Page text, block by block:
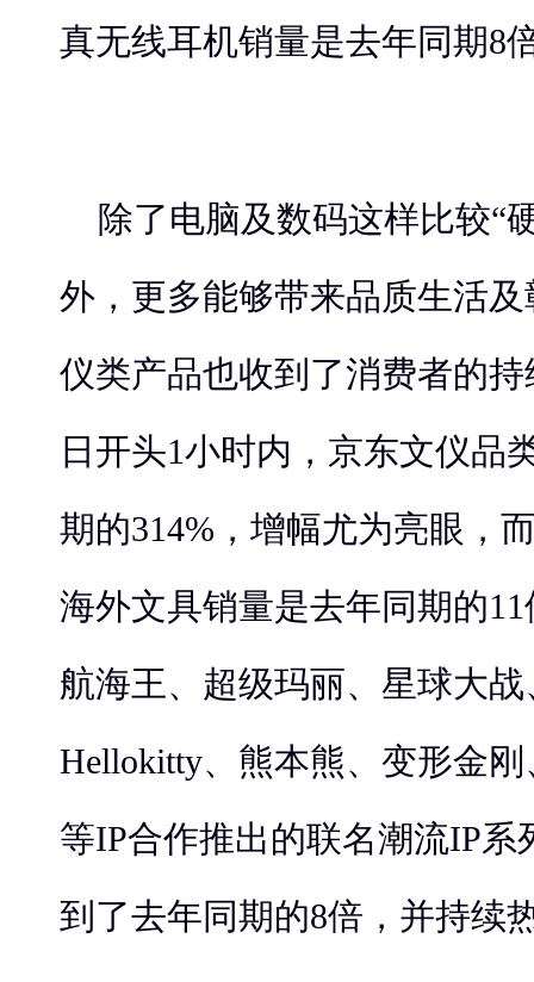
真无线耳机销量是去年同期8
除了电脑及数码这样比较“
外，更多能够带来品质生活
仪类产品也收到了消费者的
日开头1小时内，京东文仪品
期的314%，增幅尤为亮眼，
海外文具销量是去年同期的
航海王、超级玛丽、星球大
Hellokitty、熊本熊、变形金
等IP合作推出的联名潮流IP系
到了去年同期的8倍，并持续